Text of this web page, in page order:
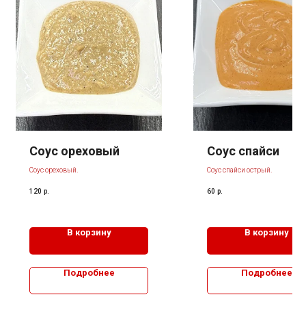
Соус ореховый
Соус ореховый.
120 р.
В корзину
Подробнее
Соус спайси
Соус спайси острый.
60 р.
В корзину
Подробнее